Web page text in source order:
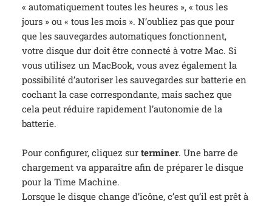
« automatiquement toutes les heures », « tous les
jours » ou « tous les mois ». N’oubliez pas que pour
que les sauvegardes automatiques fonctionnent,
votre disque dur doit être connecté à votre Mac. Si
vous utilisez un MacBook, vous avez également la
possibilité d’autoriser les sauvegardes sur batterie en
cochant la case correspondante, mais sachez que
cela peut réduire rapidement l’autonomie de la
batterie.
Pour configurer, cliquez sur terminer. Une barre de
chargement va apparaître afin de préparer le disque
pour la Time Machine.
Lorsque le disque change d’icône, c’est qu’il est prêt à